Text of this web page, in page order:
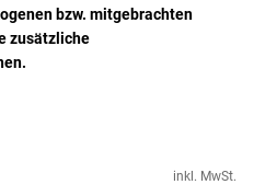
bzw. mitgebrachten
zusätzliche
inkl. MwSt.